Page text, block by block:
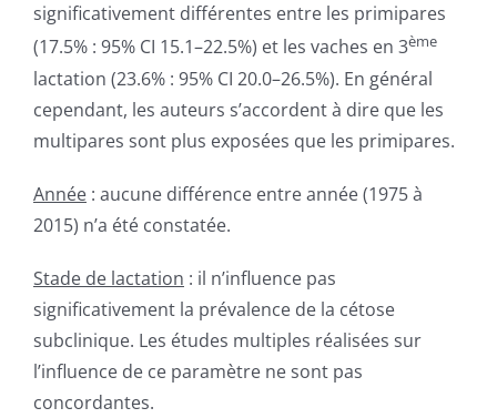
significativement différentes entre les primipares
(17.5% : 95% CI 15.1–22.5%) et les vaches en 3ème
lactation (23.6% : 95% CI 20.0–26.5%). En général
cependant, les auteurs s’accordent à dire que les
multipares sont plus exposées que les primipares.
Année: aucune différence entre année (1975 à
2015) n’a été constatée.
Stade de lactation : il n’influence pas
significativement la prévalence de la cétose
subclinique. Les études multiples réalisées sur
l’influence de ce paramètre ne sont pas
concordantes.